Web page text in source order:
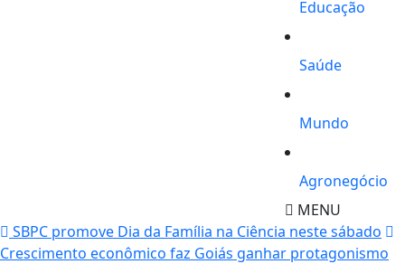
Educação
Saúde
Mundo
Agronegócio
MENU
SBPC promove Dia da Família na Ciência neste sábado
Crescimento econômico faz Goiás ganhar protagonismo